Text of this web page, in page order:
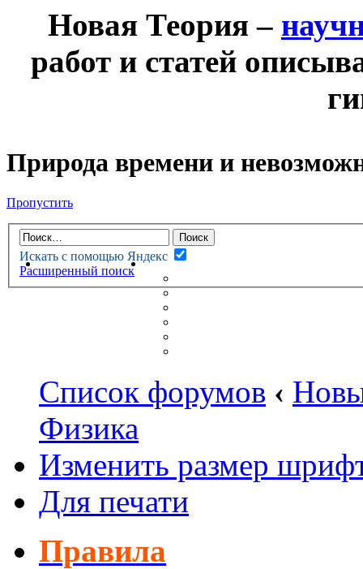
Новая Теория –
работ и статей
Природа времени и
Пропустить
Искать с помощью Яндекс
Расширенный поиск
НОВАЯ ТЕОРИЯФОРУМ
НЕПРОЧИТАННЫЕ
Список форумов ‹
Физика
Изменить размер
Для печати
Правила